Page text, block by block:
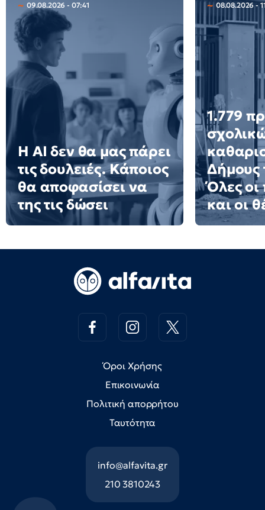
09.08.2026 - 07:41
Η AI δεν θα μας πάρει
τις δουλειές. Κάποιος
θα αποφασίσει να
της τις δώσει
08.08.2026 -
1.779
Δήμους
Όλες οι
και οι
Όροι Χρήσης
Επικοινωνία
Πολιτική απορρήτου
Ταυτότητα
info@alfavita.gr
210 3810243